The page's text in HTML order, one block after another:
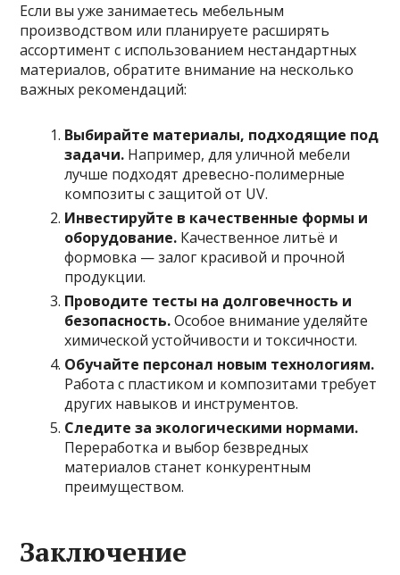
Если вы уже занимаетесь мебельным
производством или планируете расширять
ассортимент с использованием нестандартных
материалов, обратите внимание на несколько
важных рекомендаций:
Выбирайте материалы, подходящие под
задачи. Например, для уличной мебели
лучше подходят древесно-полимерные
композиты с защитой от UV.
Инвестируйте в качественные формы и
оборудование. Качественное литьё и
формовка — залог красивой и прочной
продукции.
Проводите тесты на долговечность и
безопасность.Особое внимание уделяйте
химической устойчивости и токсичности.
Обучайте персонал новым технологиям.
Работа с пластиком и композитами требует
других навыков и инструментов.
Следите за экологическими нормами.
Переработка и выбор безвредных
материалов станет конкурентным
преимуществом.
Заключение